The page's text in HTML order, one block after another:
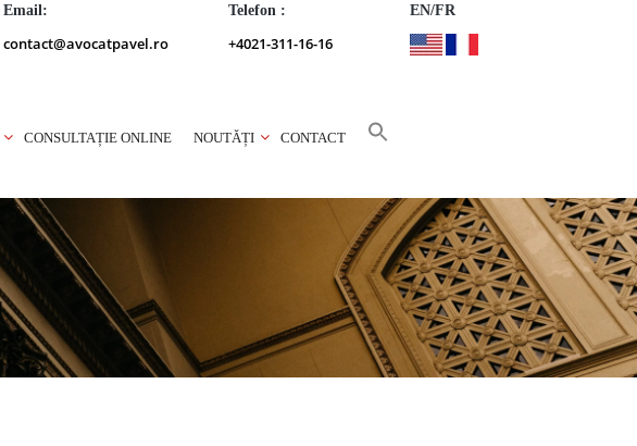
Email:
contact@avocatpavel.ro
Telefon :
+4021-311-16-16
EN/FR
CONSULTAȚIE ONLINE NOUTĂȚI CONTACT